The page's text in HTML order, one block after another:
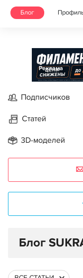
Блог
Реклама
Подписчиков
Статей
3D-моделей
Блог